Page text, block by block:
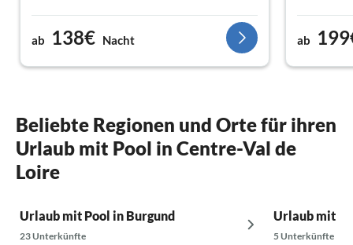
ab 138€ Nacht
Forteresse
gemacht,
Nachteil
ab
Beliebte Regionen und Orte für ihren
Urlaub mit Pool in Centre-Val de
Loire
Urlaub mit Pool in Burgund
23 Unterkünfte
Urlaub mit
5 Unterkünfte